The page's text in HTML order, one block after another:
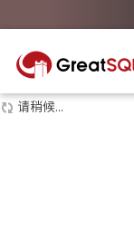
请稍候...